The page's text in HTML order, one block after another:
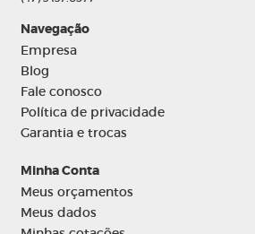
Navegação
Empresa
Blog
Fale conosco
Política de privacidade
Garantia e trocas
Minha Conta
Meus orçamentos
Meus dados